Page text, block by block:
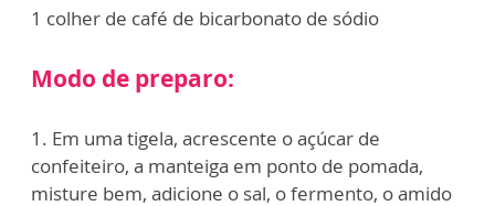
1 colher de café de bicarbonato de sódio
Modo de preparo:
1. Em uma tigela, acrescente o açúcar de
confeiteiro, a manteiga em ponto de pomada,
misture bem, adicione o sal, o fermento, o amido